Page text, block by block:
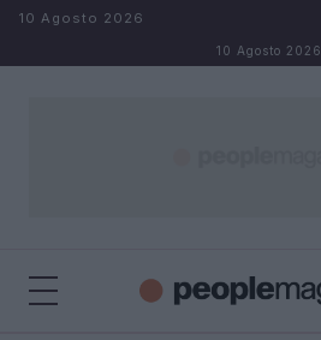
Salta al contenuto
10 Agosto 2026
10 Agosto 2026